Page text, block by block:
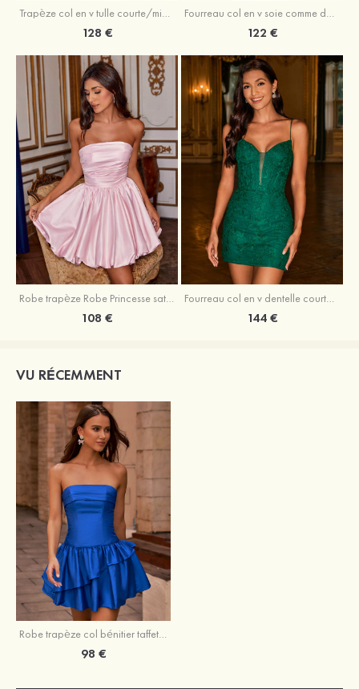
Trapèze col en v tulle courte/mini robe de fête de la rentrée avec perles
128 €
Fourreau col en v soie comme du satin courte/mini robe de fête de la rentrée avec paillettes
122 €
Robe trapèze Robe Princesse satin sans manches courte/mini robe de fête de la rentrée
108 €
Fourreau col en v dentelle courte/mini robe de fête de la rentré avec perles
144 €
VU RÉCEMMENT
Robe trapèze col bénitier taffetas courte/mini robe de fête de la rentrée avec volants
98 €